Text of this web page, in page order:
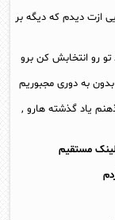
ازت دیدم که دیگه بر
رو انتخابش کن برو
بدون به دوری مجبوریم
ذهنم یاد گذشته هارو ,
لینک مستقیم